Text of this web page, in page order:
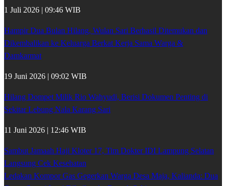
1 Juli 2026 | 09:46 WIB
Hampir Dua Bulan Hilang, Wulan Sari Berhasil Ditemukan dan
Dikembalikan ke Keluarga Berkat Kerja Sama Warga &
Damkarmat
19 Juni 2026 | 09:02 WIB
Hilang Dompet Milik Rio Wahyudi, Berisi Dokumen Penting di
Sekitar Lebung Nala Karang Sari
11 Juni 2026 | 12:46 WIB
Sambut Jamaah Haji Kloter 17, Tim Dokter IDI Lampung Selatan
Langsung Cek Kesehatan
Ledakan Kompor Gas Gegerkan Warga Desa Maja, Kalianda: Dua